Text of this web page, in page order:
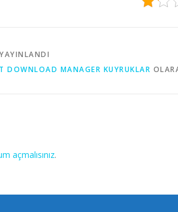
DOWNLOAD MANAGER KUYRUKLAR
açmalısınız.